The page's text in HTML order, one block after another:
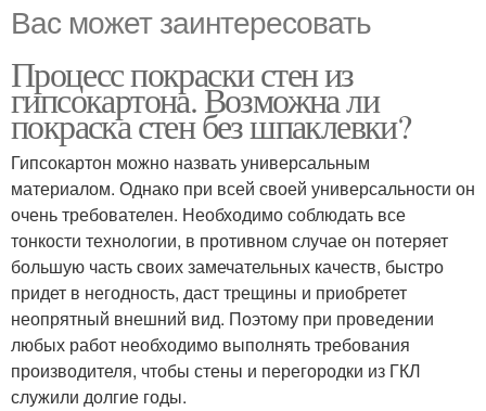
Вас может заинтересовать
Процесс покраски стен из
гипсокартона. Возможна ли
покраска стен без шпаклевки?
Гипсокартон можно назвать универсальным
материалом. Однако при всей своей универсальности он
очень требователен. Необходимо соблюдать все
тонкости технологии, в противном случае он потеряет
большую часть своих замечательных качеств, быстро
придет в негодность, даст трещины и приобретет
неопрятный внешний вид. Поэтому при проведении
любых работ необходимо выполнять требования
производителя, чтобы стены и перегородки из ГКЛ
служили долгие годы.